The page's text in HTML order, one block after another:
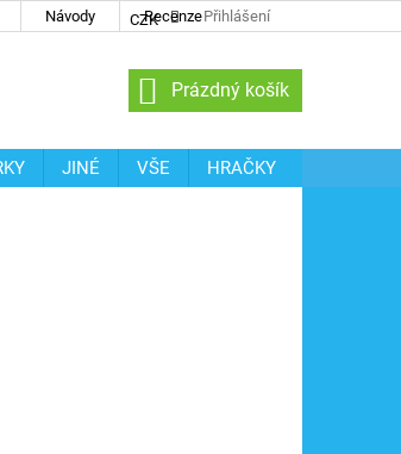
Návody Recenze
CZK Přihlášení
NÁKUPNÍ
KOŠÍK
Prázdný košík
JINÉ VŠE
HRAČKY